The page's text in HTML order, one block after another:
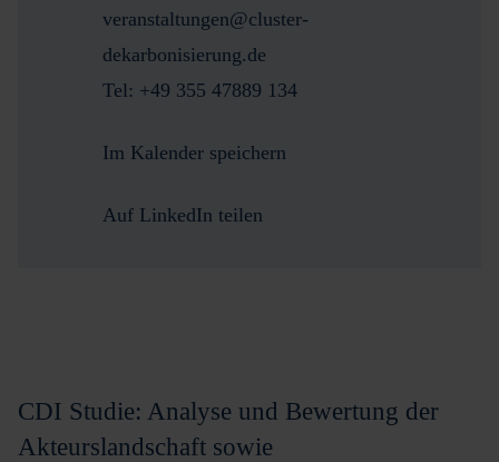
veranstaltungen@cluster-
dekarbonisierung.de
Tel: +49 355 47889 134
Im Kalender speichern
Auf LinkedIn teilen
CDI Studie: Analyse und Bewertung der
Akteurslandschaft sowie